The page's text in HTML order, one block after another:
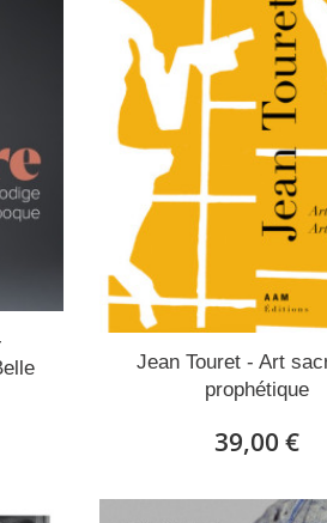
Jean Touret - Art
prophétique
39,00 €